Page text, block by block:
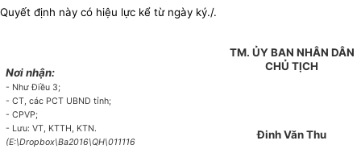
Quyết định này có hiệu lực kể từ ngày ký./.
Nơi nhận:
- Như Điều 3;
- CT, các PCT UBND tỉnh;
- CPVP;
- Lưu: VT, KTTH, KTN.
(E:\Dropbox\Ba2016\QH\011116
TM. ỦY BAN NHÂN DÂN
CHỦ TỊCH
Đinh Văn Thu